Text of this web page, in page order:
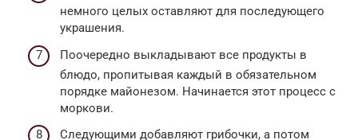
немного целых оставляют для последующего
украшения.
Поочередно выкладывают все продукты в
блюдо, пропитывая каждый в обязательном
порядке майонезом. Начинается этот процесс с
моркови.
Следующими добавляют грибочки, а потом